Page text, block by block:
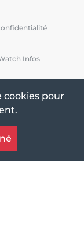
Infos
cookies pour